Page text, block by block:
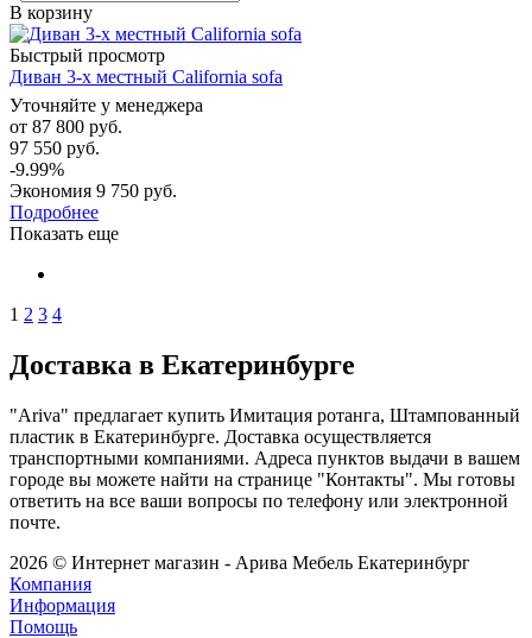
В корзину
Быстрый просмотр
Диван 3-х местный California sofa
Уточняйте у менеджера
от 87 800 руб.
97 550 руб.
-9.99%
Экономия 9 750 руб.
Подробнее
Показать еще
1 2 3 4
Доставка в Екатеринбурге
"Ariva" предлагает купить Имитация ротанга, Штампованный
пластик в Екатеринбурге. Доставка осуществляется
транспортными компаниями. Адреса пунктов выдачи в вашем
городе вы можете найти на странице "Контакты". Мы готовы
ответить на все ваши вопросы по телефону или электронной
почте.
2026 © Интернет магазин - Арива Мебель Екатеринбург
Компания
Информация
Помощь